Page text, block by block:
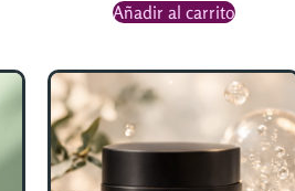
Añadir al carrito